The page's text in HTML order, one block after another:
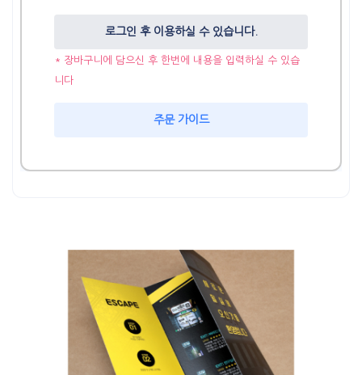
로그인 후 이용하실 수 있습니다.
* 장바구니에 담으신 후 한번에 내용을 입력하실 수 있습
니다
주문 가이드